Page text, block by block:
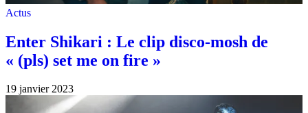
Actus
Enter Shikari : Le clip disco-mosh de
« (pls) set me on fire »
19 janvier 2023